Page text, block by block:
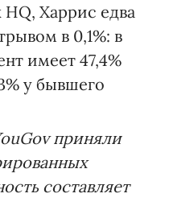
Харрис едва
в 0,1%: в
имеет 47,4%
у бывшего
приняли
составляет